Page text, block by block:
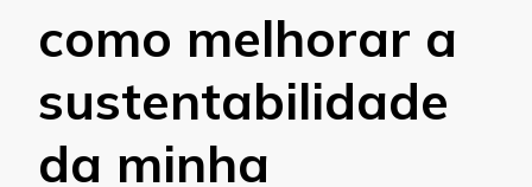
como melhorar a
sustentabilidade
da minha